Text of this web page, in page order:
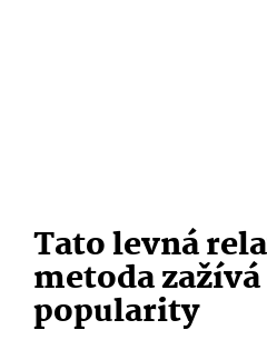
Tato levná
metoda
popularity